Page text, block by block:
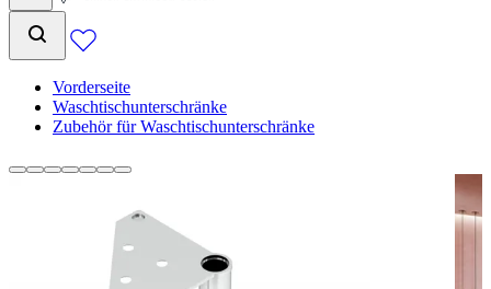
Vorderseite
Waschtischunterschränke
Zubehör für Waschtischunterschränke